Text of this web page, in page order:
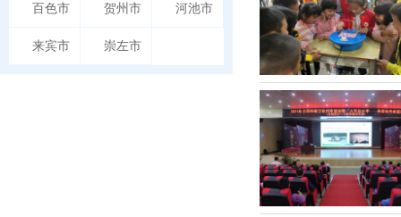
百色市 贺州市 河池市
来宾市 崇左市